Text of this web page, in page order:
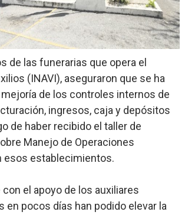
Primer Festival de Plantas 2026
Liderazgo y Transformación Social al
los que se forman como agentes
“Compromiso Ambiental
la prensa y Obispado de la Provincia
de las funerarias que opera el
(INAVI), aseguraron que se ha
de los controles internos de
ingresos, caja y depósitos
de haber recibido el taller de
Manejo de Operaciones
esos establecimientos.
con el apoyo de los auxiliares
en pocos días han podido elevar la